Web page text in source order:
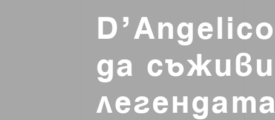
D ’Angelico
да съживи
легендата